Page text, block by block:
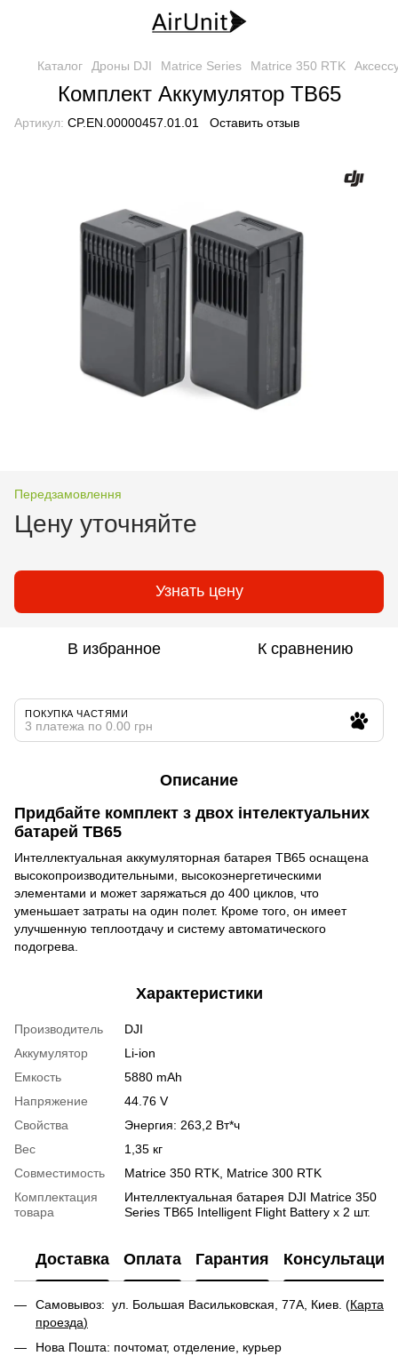
Каталог Дроны DJI Matrice Series Matrice 350 RTK
Комплект Аккумулятор TB65
Артикул: CP.EN.00000457.01.01 Оставить отзыв
Передзамовлення
Цену уточняйте
Узнать цену
В избранное К сравнению
ПОКУПКА ЧАСТЯМИ
3 платежа по 0.00 грн
Описание
Придбайте комплект з двох інтелектуальних
батарей TB65
Интеллектуальная аккумуляторная батарея TB65 оснащена
высокопроизводительными, высокоэнергетическими
элементами и может заряжаться до 400 циклов, что
уменьшает затраты на один полет. Кроме того, он имеет
улучшенную теплоотдачу и систему автоматического
подогрева.
Характеристики
Производитель
DJI
Аккумулятор
Li-ion
Емкость
5880 mAh
Напряжение
44.76 V
Свойства
Энергия: 263,2 Вт*ч
Вес
1,35 кг
Совместимость
Matrice 350 RTK, Matrice 300 RTK
Комплектация
товара
Интеллектуальная батарея DJI Matrice 350
Series TB65 Intelligent Flight Battery х 2 шт.
Доставка Оплата Гарантия Консультация
Самовывоз: ул. Большая Васильковская, 77А, Киев. (Карта
проезда)
Нова Пошта: почтомат, отделение, курьер